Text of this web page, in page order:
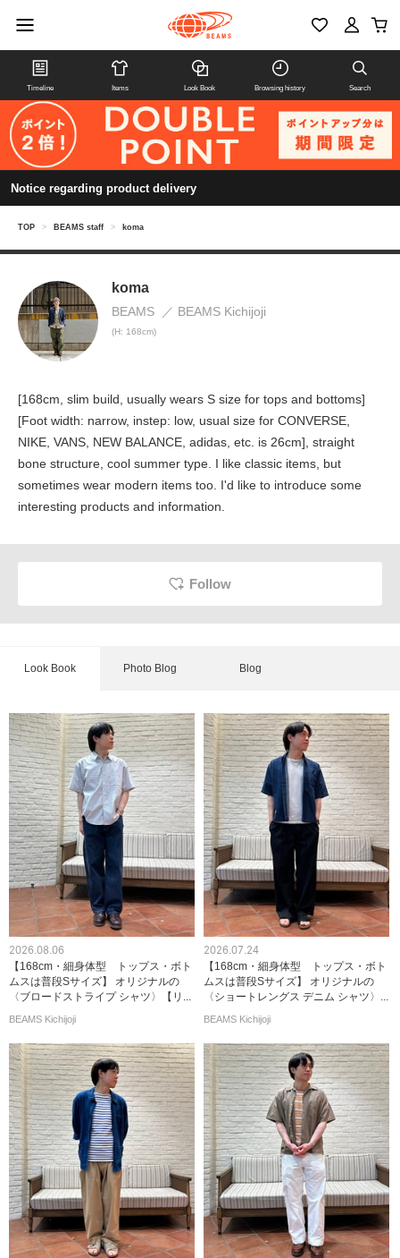
Timeline Items Look Book Browsing history Search
Notice regarding product delivery
TOP > BEAMS staff > koma
koma
BEAMS BEAMS Kichijoji
(H: 168cm)
[168cm, slim build, usually wears S size for tops and bottoms]
[Foot width: narrow, instep: low, usual size for CONVERSE,
NIKE, VANS, NEW BALANCE, adidas, etc. is 26cm], straight
bone structure, cool summer type. I like classic items, but
sometimes wear modern items too. I'd like to introduce some
interesting products and information.
Follow
Look Book Photo Blog Blog
2026.08.06
【168cm・細身体型 トップス・ボト
ムスは普段Sサイズ】 オリジナルの
〈ブロードストライプ シャツ〉【リ...
BEAMS Kichijoji
2026.07.24
【168cm・細身体型 トップス・ボト
ムスは普段Sサイズ】 オリジナルの
〈ショートレングス デニム シャツ〉...
BEAMS Kichijoji